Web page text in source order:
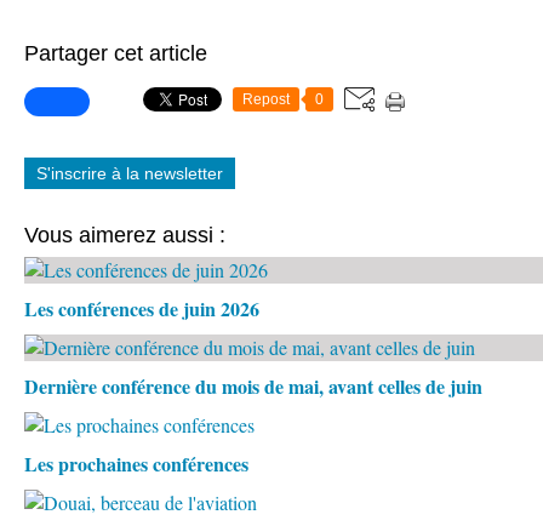
Partager cet article
Repost 0
S'inscrire à la newsletter
Vous aimerez aussi :
Les conférences de juin 2026
Dernière conférence du mois de mai, avant celles de juin
Les prochaines conférences